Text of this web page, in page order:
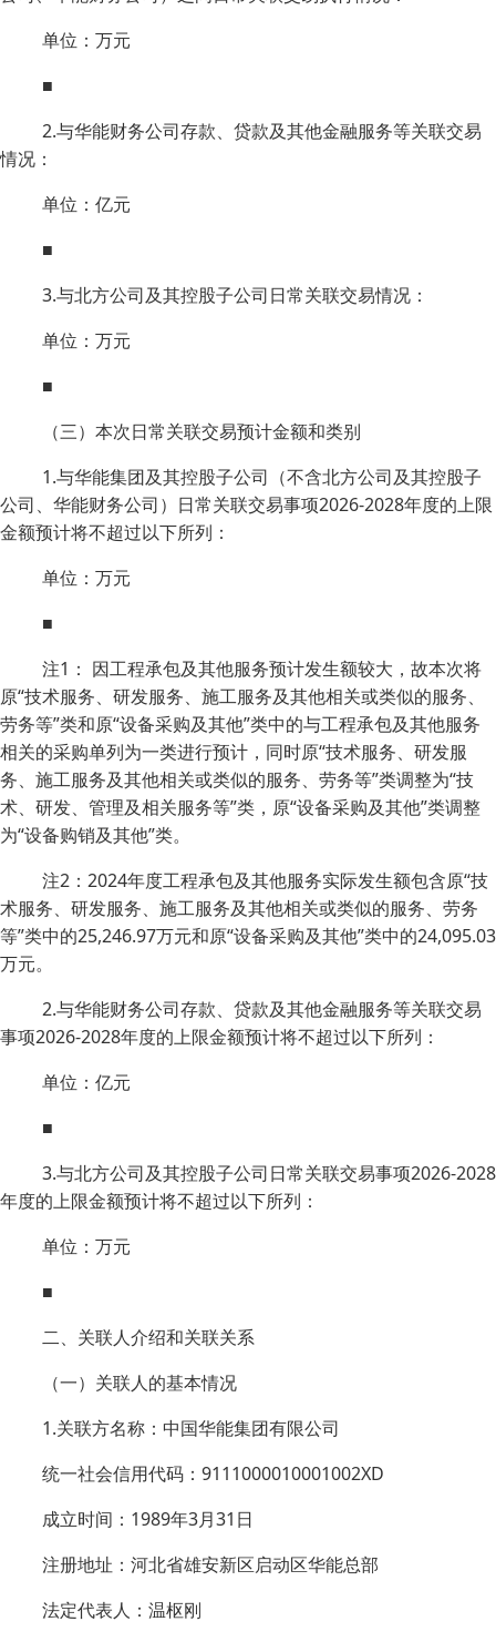
单位：万元
■
2.与华能财务公司存款、贷款及其他金融服务等关联交易
情况：
单位：亿元
■
3.与北方公司及其控股子公司日常关联交易情况：
单位：万元
■
（三）本次日常关联交易预计金额和类别
1.与华能集团及其控股子公司（不含北方公司及其控股子
公司、华能财务公司）日常关联交易事项2026-2028年度的上限
金额预计将不超过以下所列：
单位：万元
■
注1： 因工程承包及其他服务预计发生额较大，故本次将
原“技术服务、研发服务、施工服务及其他相关或类似的服务、
劳务等”类和原“设备采购及其他”类中的与工程承包及其他服务
相关的采购单列为一类进行预计，同时原“技术服务、研发服
务、施工服务及其他相关或类似的服务、劳务等”类调整为“技
术、研发、管理及相关服务等”类，原“设备采购及其他”类调整
为“设备购销及其他”类。
注2：2024年度工程承包及其他服务实际发生额包含原“技
术服务、研发服务、施工服务及其他相关或类似的服务、劳务
等”类中的25,246.97万元和原“设备采购及其他”类中的24,095.03
万元。
2.与华能财务公司存款、贷款及其他金融服务等关联交易
事项2026-2028年度的上限金额预计将不超过以下所列：
单位：亿元
■
3.与北方公司及其控股子公司日常关联交易事项2026-2028
年度的上限金额预计将不超过以下所列：
单位：万元
■
二、关联人介绍和关联关系
（一）关联人的基本情况
1.关联方名称：中国华能集团有限公司
统一社会信用代码：9111000010001002XD
成立时间：1989年3月31日
注册地址：河北省雄安新区启动区华能总部
法定代表人：温枢刚